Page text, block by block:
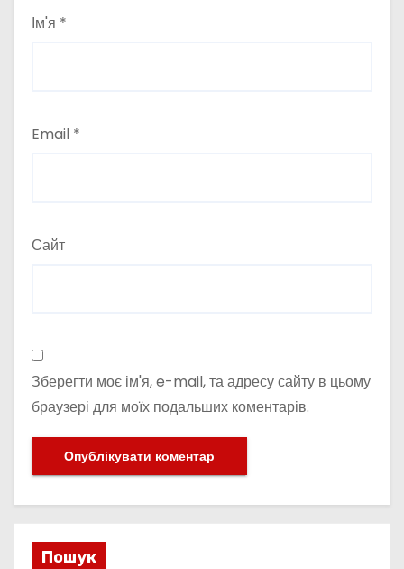
Ім'я *
Email *
Сайт
Зберегти моє ім'я, e-mail, та адресу сайту в цьому
браузері для моїх подальших коментарів.
Пошук